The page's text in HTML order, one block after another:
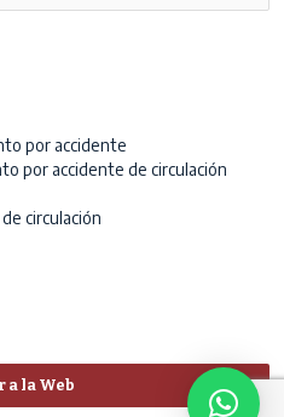
por accidente
por accidente de circulación
circulación
a la Web